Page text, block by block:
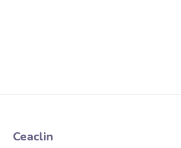
Ceaclin